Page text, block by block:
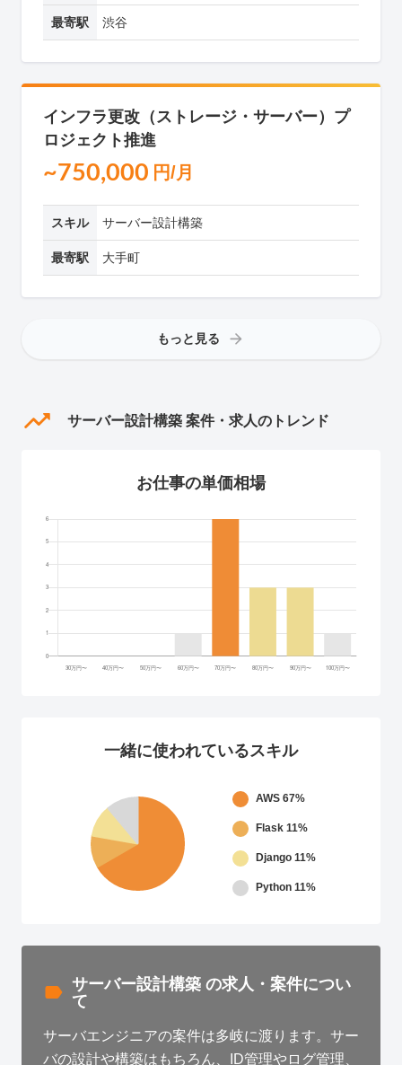
最寄駅 渋谷
インフラ更改（ストレージ・サーバー）プ
ロジェクト推進
~750,000 円/月
スキル サーバー設計構築
最寄駅 大手町
もっと見る
サーバー設計構築 案件・求人のトレンド
お仕事の単価相場
一緒に使われているスキル
AWS 67%
Flask 11%
Django 11%
Python 11%
サーバー設計構築 の求人・案件につい
て
サーバエンジニアの案件は多岐に渡ります。サー
バの設計や構築はもちろん、ID管理やログ管理、